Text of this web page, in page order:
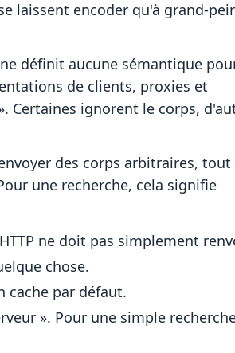
laissent encoder qu'à grand-
définit aucune sémantique
de clients, proxies et
Certaines ignorent le corps,
des corps arbitraires, tout
une recherche, cela signifie
ne doit pas simplement
chose.
cache par défaut.
». Pour une simple